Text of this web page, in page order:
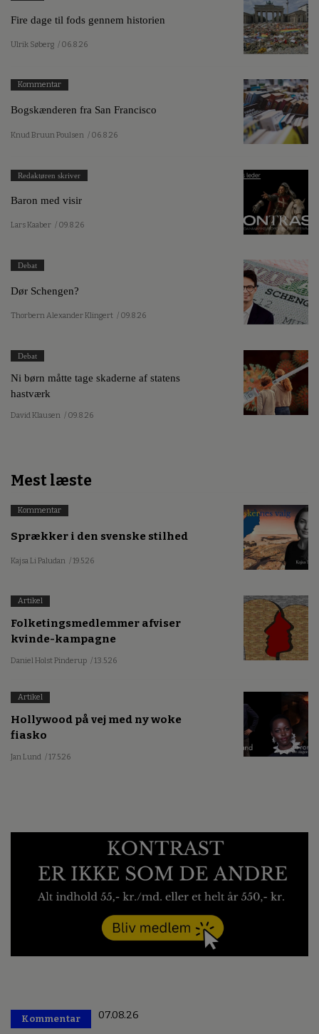
Fire dage til fods gennem historien
Ulrik Søberg / 06.8.26
Kommentar
Bogskænderen fra San Francisco
Knud Bruun Poulsen / 06.8.26
Redaktøren skriver
Baron med visir
Lars Kaaber / 09.8.26
Debat
Dør Schengen?
Thorbern Alexander Klingert / 09.8.26
Debat
Ni børn måtte tage skaderne af statens
hastværk
David Klausen / 09.8.26
Mest læste
Kommentar
Sprækker i den svenske stilhed
Kajsa Li Paludan / 19.5.26
Artikel
Folketingsmedlemmer afviser
kvinde-kampagne
Daniel Holst Pinderup / 13.5.26
Artikel
Hollywood på vej med ny woke
fiasko
Jan Lund / 17.5.26
Kommentar 07.08.26